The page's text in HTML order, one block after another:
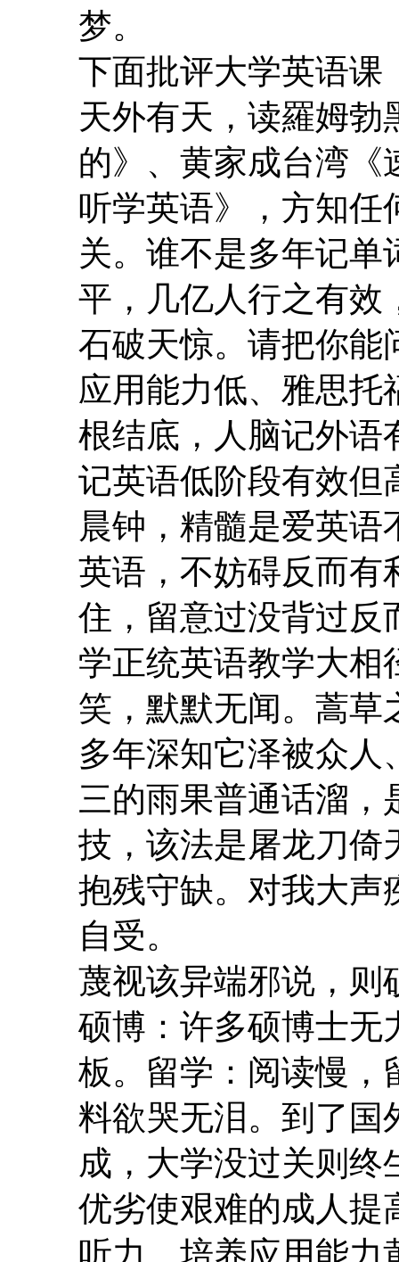
梦。
下面批评大学英语课
天外有天，读羅姆勃
的》、黄家成台湾《
听学英语》，方知任
关。谁不是多年记
平，几亿人行之有效
石破天惊。请把你能
应用能力低、雅思托
根结底，人脑记外语
记英语低阶段有效但
晨钟，精髓是爱英
英语，不妨碍反而有
住，留意过没背过反
学正统英语教学大相
笑，默默无闻。蒿草
多年深知它泽被众人
三的雨果普通话溜，
技，该法是屠龙刀倚
抱残守缺。对我大声
自受。
蔑视该异端邪说，则
硕博：许多硕博士无
板。留学：阅读慢，
料欲哭无泪。到了国
成，大学没过关则终
优劣使艰难的成人提
听力。培养应用能